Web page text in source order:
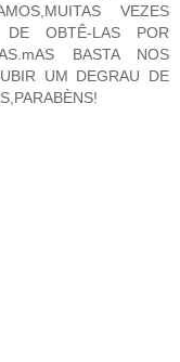
VEZES
DE OBTÊ-LAS POR
BASTA NOS
UM DEGRAU DE